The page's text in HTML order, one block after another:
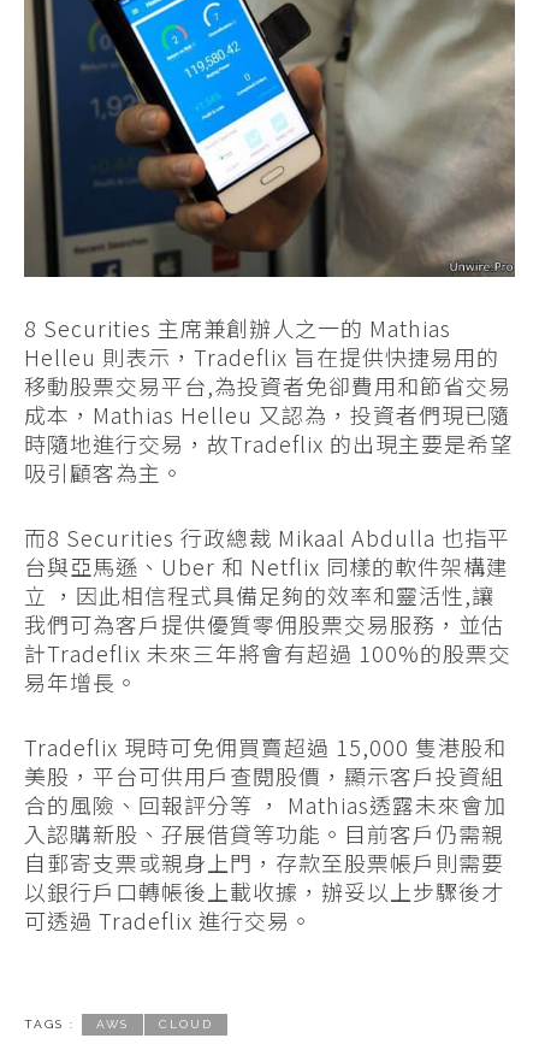
8 Securities 主席兼創辦人之一的 Mathias
Helleu 則表示，Tradeflix 旨在提供快捷易用的
移動股票交易平台,為投資者免卻費用和節省交易
成本，Mathias Helleu 又認為，投資者們現已隨
時隨地進行交易，故Tradeflix 的出現主要是希望
吸引顧客為主。
而8 Securities 行政總裁 Mikaal Abdulla 也指平
台與亞馬遜、Uber 和 Netflix 同樣的軟件架構建
立 ，因此相信程式具備足夠的效率和靈活性,讓
我們可為客戶提供優質零佣股票交易服務，並估
計Tradeflix 未來三年將會有超過 100%的股票交
易年增長。
Tradeflix 現時可免佣買賣超過 15,000 隻港股和
美股，平台可供用戶查閱股價，顯示客戶投資組
合的風險、回報評分等 ， Mathias透露未來會加
入認購新股、孖展借貸等功能。目前客戶仍需親
自郵寄支票或親身上門，存款至股票帳戶則需要
以銀行戶口轉帳後上載收據，辦妥以上步驟後才
可透過 Tradeflix 進行交易。
TAGS : AWS CLOUD